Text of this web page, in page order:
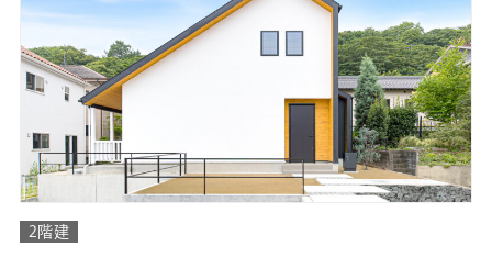
2階建